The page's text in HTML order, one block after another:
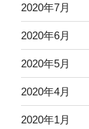
2020年7月
2020年6月
2020年5月
2020年4月
2020年1月